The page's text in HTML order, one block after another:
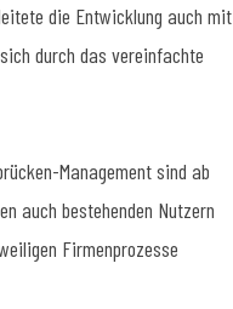
die Entwicklung auch mit
durch das vereinfachte
Management sind ab
auch bestehenden Nutzern
Firmenprozesse